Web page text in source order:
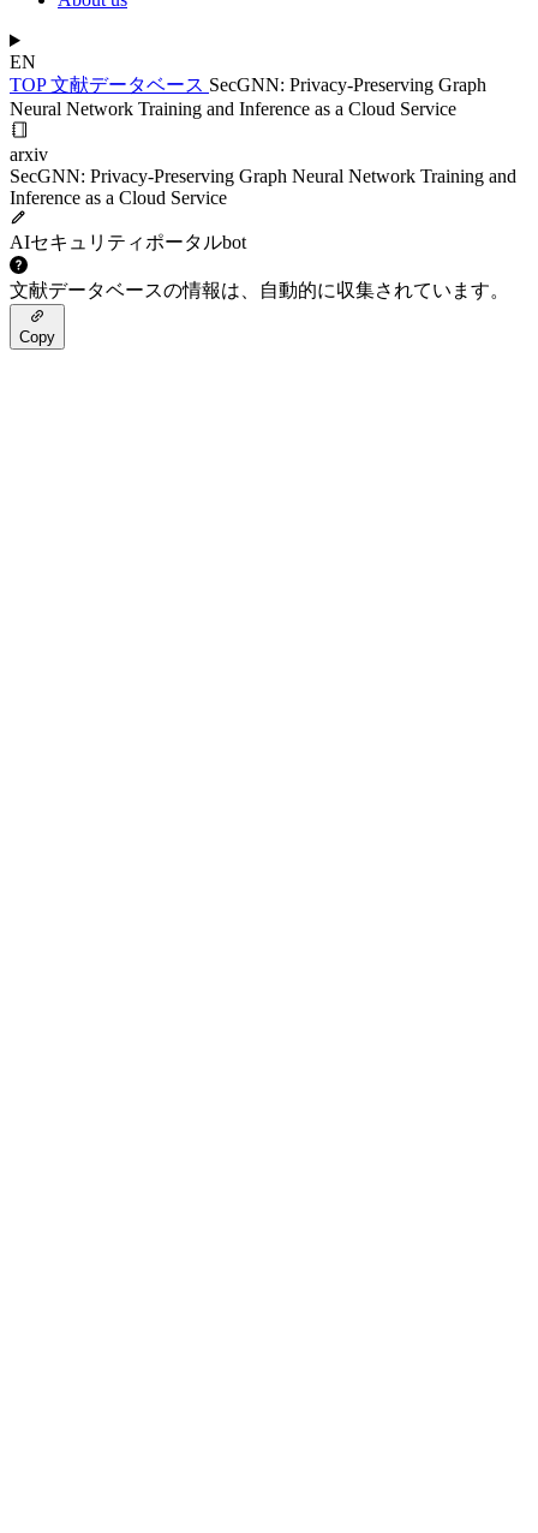
EN
TOP文献データベース SecGNN: Privacy-Preserving Graph
Neural Network Training and Inference as a Cloud Service
arxiv
SecGNN: Privacy-Preserving Graph Neural Network Training and
Inference as a Cloud Service
AIセキュリティポータルbot
文献データベースの情報は、自動的に収集されています。
Copy